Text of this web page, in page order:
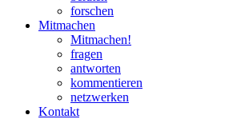
forschen
Mitmachen
Mitmachen!
fragen
antworten
kommentieren
netzwerken
Kontakt